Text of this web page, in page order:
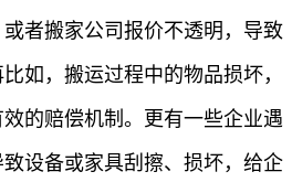
者搬家公司报价不透明，导致
如，搬运过程中的物品损坏，
的赔偿机制。更有一些企业遇
设备或家具刮擦、损坏，给企